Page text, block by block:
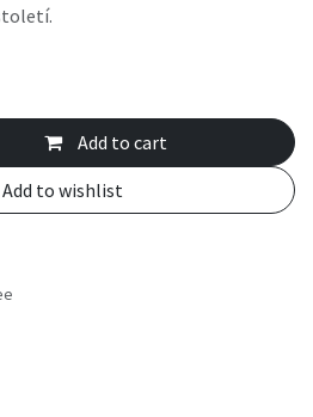
Add to cart
Add to wishlist